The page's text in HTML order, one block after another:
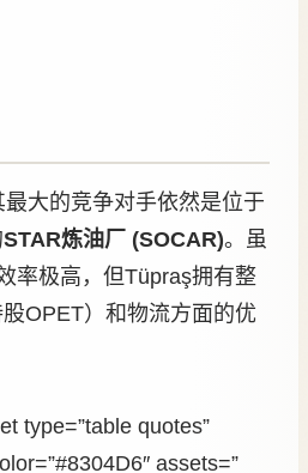
大的竞争对手依然是位于
STAR炼油厂 (SOCAR)。虽
率极高，但Tüpraş拥有整
OPET）和物流方面的优
type=”table quotes”
assets=”